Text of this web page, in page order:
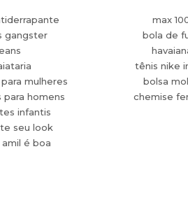
gangster
mulheres
homens
infantis
seu look
é boa
max
bola de
tênis nike
bolsa
chemise